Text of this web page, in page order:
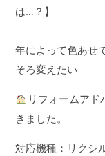
は
年によって色あせ
そろ変えたい
リフォームア
きました。
対応機種：リク